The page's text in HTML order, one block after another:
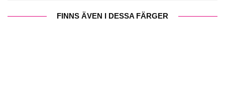
FINNS ÄVEN I DESSA FÄRGER